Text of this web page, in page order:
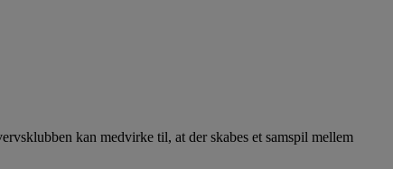
kan medvirke til, at der skabes et samspil mellem